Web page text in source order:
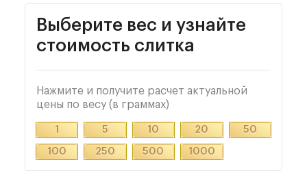
Выберите вес и узнайте
стоимость слитка
Нажмите и получите расчет актуальной
цены по весу (в граммах)
1 5 10 20 50
100 250 500 1000